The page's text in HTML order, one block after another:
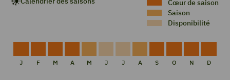
Cœur de saison
Saison
Disponibilité
DE
DE
DE
DE
SAISON
SAISONDE
DE
DE
DE
J F M A M J J A S O N D